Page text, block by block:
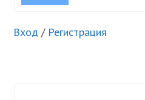
Вход / Регистрация